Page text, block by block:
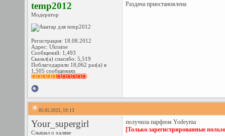
temp2012
Модератор
Регистрация: 18.08.2012
Адрес: Ukraine
Сообщений: 1,493
Сказал(а) спасибо: 5,519
Поблагодарили 18,062 раз(а) в
1,505 сообщениях
Раздача приостановлена
05.05.2025, 19:13
Your_supergirl
Слышал о халяве
получила парфюм Yodeyma
[Только зарегистрированные